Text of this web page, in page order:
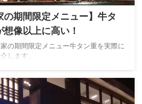
の期間限定メニュー】牛タ
像以上に高い！
の期間限定メニュー牛タン重を実際に
します。